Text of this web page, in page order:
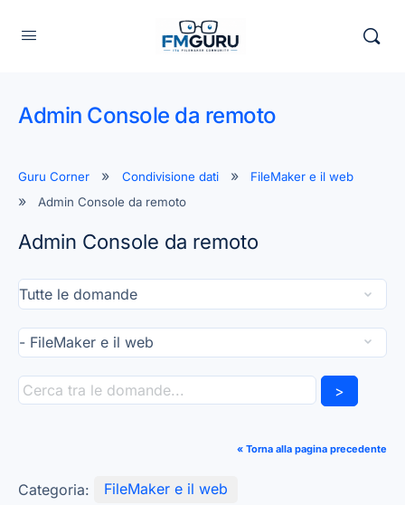
Admin Console da remoto
Guru Corner Condivisione dati
FileMaker e il web
Admin Console da remoto
Admin Console da remoto
>
« Torna alla pagina precedente
Categoria: FileMaker e il web